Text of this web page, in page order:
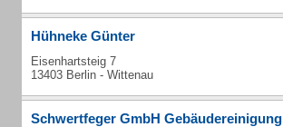
Hühneke Günter
Eisenhartsteig 7
13403 Berlin - Wittenau
Schwertfeger GmbH Gebäudereinigung